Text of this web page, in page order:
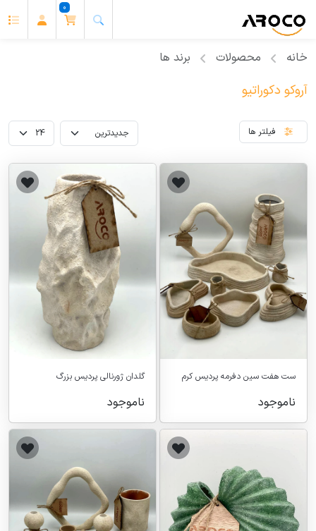
0
خانه محصولات برند ها
آروکو دکوراتیو
ست هفت سین دفرمه پردیس کرم
ناموجود
گلدان ژورنالی پردیس بزرگ
ناموجود